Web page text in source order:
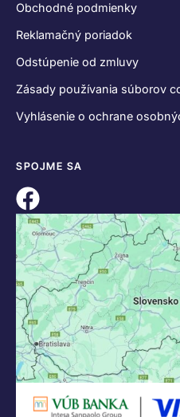
Obchodné podmienky
Reklamačný poriadok
Odstúpenie od zmluvy
Zásady používania súborov
Vyhlásenie o ochrane
SPOJME SA